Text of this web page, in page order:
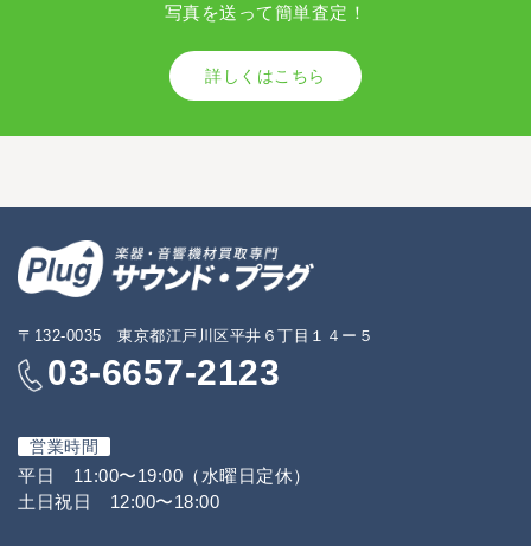
写真を送って簡単査定！
詳しくはこちら
〒132-0035 東京都江戸川区平井６丁目１４ー５
03-6657-2123
営業時間
平日 11:00〜19:00（水曜日定休）
土日祝日 12:00〜18:00